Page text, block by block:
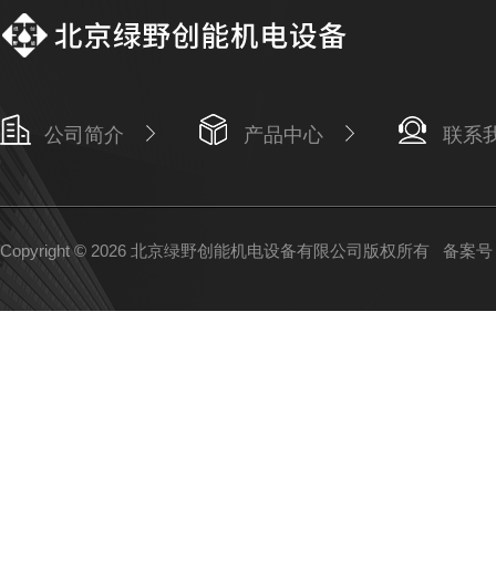
公司简介 产品中心 联系
Copyright © 2026 北京绿野创能机电设备有限公司版权所有 备案